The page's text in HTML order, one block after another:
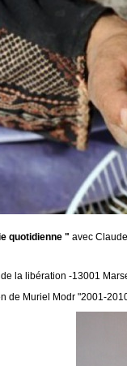
quotidienne " avec
la libération -13001
de Muriel Modr "2001-